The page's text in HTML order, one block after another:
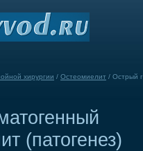
хирургии / Остеомиелит / Острый
(патогенез)